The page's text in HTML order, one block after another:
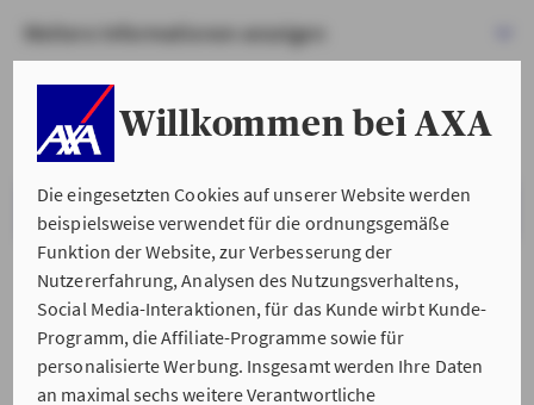
Willkommen bei AXA
Die eingesetzten Cookies auf unserer Website werden
beispielsweise verwendet für die ordnungsgemäße
Funktion der Website, zur Verbesserung der
Nutzererfahrung, Analysen des Nutzungsverhaltens,
Social Media-Interaktionen, für das Kunde wirbt Kunde-
Programm, die Affiliate-Programme sowie für
personalisierte Werbung. Insgesamt werden Ihre Daten
an maximal sechs weitere Verantwortliche
Weitere Informationen anzeigen
VERSTANDEN & WEITER